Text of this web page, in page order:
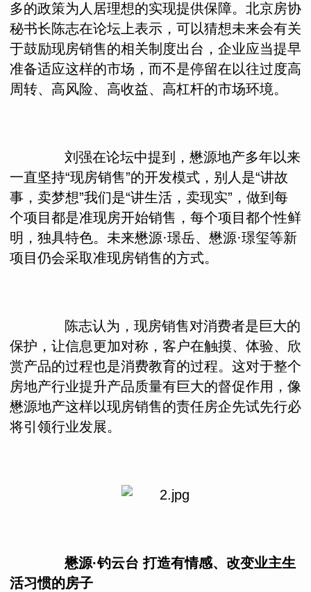
多的政策为人居理想的实现提供保障。北京房协
秘书长陈志在论坛上表示，可以猜想未来会有关
于鼓励现房销售的相关制度出台，企业应当提早
准备适应这样的市场，而不是停留在以往过度高
周转、高风险、高收益、高杠杆的市场环境。
刘强在论坛中提到，懋源地产多年以来
一直坚持“现房销售”的开发模式，别人是“讲故
事，卖梦想”我们是“讲生活，卖现实”，做到每
个项目都是准现房开始销售，每个项目都个性鲜
明，独具特色。未来懋源·璟岳、懋源·璟玺等新
项目仍会采取准现房销售的方式。
陈志认为，现房销售对消费者是巨大的
保护，让信息更加对称，客户在触摸、体验、欣
赏产品的过程也是消费教育的过程。这对于整个
房地产行业提升产品质量有巨大的督促作用，像
懋源地产这样以现房销售的责任房企先试先行必
将引领行业发展。
懋源·钓云台 打造有情感、改变业主生
活习惯的房子